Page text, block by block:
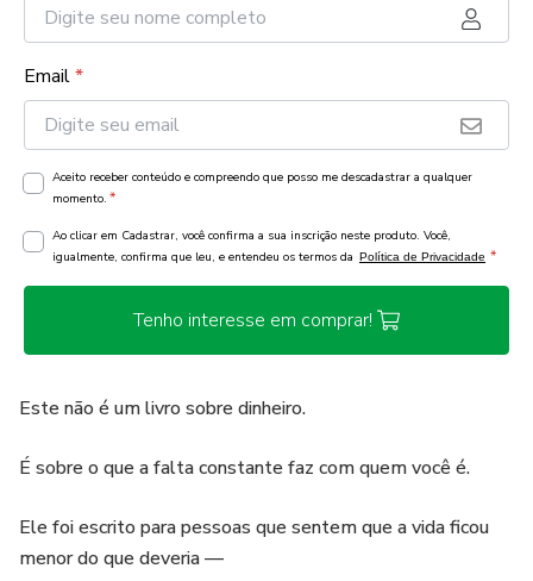
Email*
Aceito receber conteúdo e compreendo que posso me descadastrar a qualquer
momento. *
Ao clicar em Cadastrar, você confirma a sua inscrição neste produto. Você,
igualmente, confirma que leu, e entendeu os termos da Política de Privacidade *
Tenho interesse em comprar!
Este não é um livro sobre dinheiro.
É sobre o que a falta constante faz com quem você é.
Ele foi escrito para pessoas que sentem que a vida ficou
menor do que deveria —